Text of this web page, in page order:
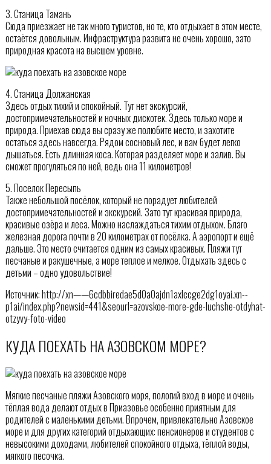
3. Станица Тамань
Сюда приезжает не так много туристов, но те, кто отдыхает в этом месте,
остаётся довольным. Инфраструктура развита не очень хорошо, зато
природная красота на высшем уровне.
4. Станица Должанская
Здесь отдых тихий и спокойный. Тут нет экскурсий,
достопримечательностей и ночных дискотек. Здесь только море и
природа. Приехав сюда вы сразу же полюбите место, и захотите
остаться здесь навсегда. Рядом сосновый лес, и вам будет легко
дышаться. Есть длинная коса. Которая разделяет море и залив. Вы
сможет прогуляться по ней, ведь она 11 километров!
5. Поселок Пересыпь
Также небольшой посёлок, который не порадует любителей
достопримечательностей и экскурсий. Зато тут красивая природа,
красивые озёра и леса. Можно наслаждаться тихим отдыхом. Благо
железная дорога почти в 20 километрах от посёлка. А аэропорт и ещё
дальше. Это место считается одним из самых красивых. Пляжи тут
песчаные и ракушечные, а море теплое и мелкое. Отдыхать здесь с
детьми – одно удовольствие!
Источник: http://xn——6cdbbiredae5d0a0ajdn1axlccge2dg1oyai.xn--
p1ai/index.php?newsid=441&seourl=azovskoe-more-gde-luchshe-otdyhat-
otzyvy-foto-video
КУДА ПОЕХАТЬ НА АЗОВСКОМ МОРЕ?
Мягкие песчаные пляжи Азовского моря, пологий вход в море и очень
тёплая вода делают отдых в Приазовье особенно приятным для
родителей с маленькими детьми. Впрочем, привлекательно Азовское
море и для других категорий отдыхающих: пенсионеров и студентов с
невысокими доходами, любителей спокойного отдыха, тёплой воды,
мягкого песочка.